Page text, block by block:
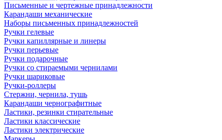
Письменные и чертежные принадлежности
Карандаши механические
Наборы письменных принадлежностей
Ручки гелевые
Ручки капиллярные и линеры
Ручки перьевые
Ручки подарочные
Ручки со стираемыми чернилами
Ручки шариковые
Ручки-роллеры
Стержни, чернила, тушь
Карандаши чернографитные
Ластики, резинки стирательные
Ластики классические
Ластики электрические